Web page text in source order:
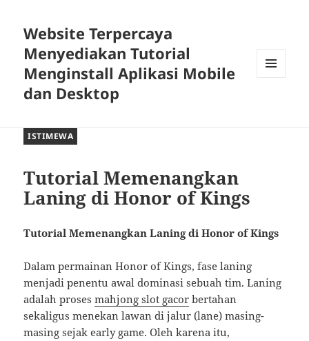
Website Terpercaya
Menyediakan Tutorial
Menginstall Aplikasi Mobile
dan Desktop
Tutorial Memenangkan
Laning di Honor of Kings
Tutorial Memenangkan Laning di Honor of Kings
Dalam permainanHonor of Kings, fase laning
menjadi penentu awal dominasi sebuah tim. Laning
adalah prosesmahjong slot gacor bertahan
sekaligus menekan lawan di jalur (lane) masing-
masing sejak early game. Oleh karena itu,
ISTIMEWA